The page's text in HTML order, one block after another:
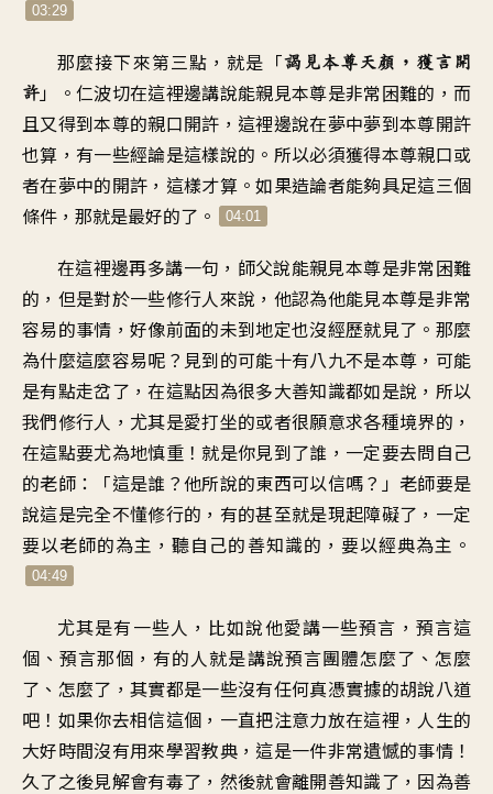
03:29
那麼接下來第三點，就是「謁見本尊天顏，獲言開
許 」。仁波切在這裡邊講說能親見本尊是非常困難的，而
且又得到本尊的親口開許，這裡邊說在夢中夢到本尊開許
也算，有一些經論是這樣說的。所以必須獲得本尊親口或
者在夢中的開許，這樣才算。如果造論者能夠具足這三個
條件，那就是最好的了。
04:01
在這裡邊再多講一句，師父說能親見本尊是非常困難
的，但是對於一些修行人來說，他認為他能見本尊是非常
容易的事情，好像前面的未到地定也沒經歷就見了。那麼
為什麼這麼容易呢？見到的可能十有八九不是本尊，可能
是有點走岔了，在這點因為很多大善知識都如是說，所以
我們修行人，尤其是愛打坐的或者很願意求各種境界的，
在這點要尤為地慎重！就是你見到了誰，一定要去問自己
的老師：「這是誰？他所說的東西可以信嗎？」老師要是
說這是完全不懂修行的，有的甚至就是現起障礙了，一定
要以老師的為主，聽自己的善知識的，要以經典為主。
04:49
尤其是有一些人，比如說他愛講一些預言，預言這
個、預言那個，有的人就是講說預言團體怎麼了、怎麼
了、怎麼了，其實都是一些沒有任何真憑實據的胡說八道
吧！如果你去相信這個，一直把注意力放在這裡，人生的
大好時間沒有用來學習教典，這是一件非常遺憾的事情！
久了之後見解會有毒了，然後就會離開善知識了，因為善